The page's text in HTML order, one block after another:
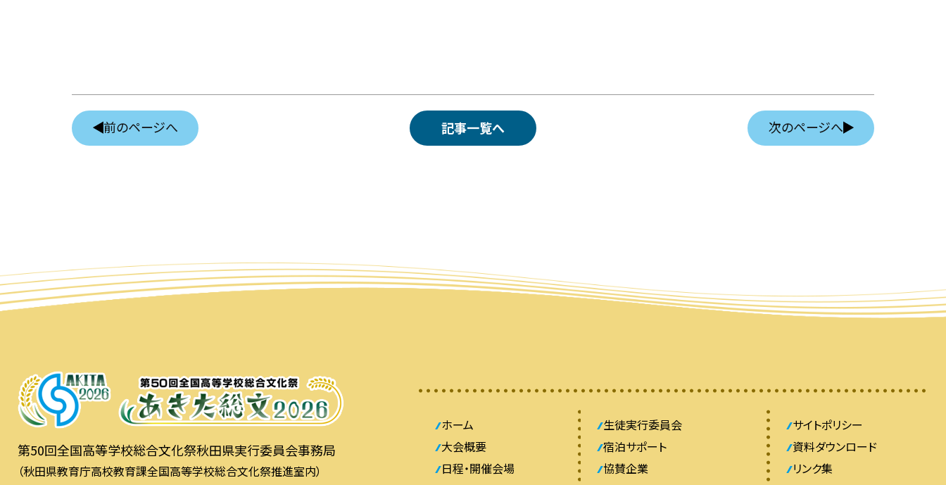
前のページへ 記事一覧へ 次のページへ
第50回全国高等学校総合文化祭秋田県実行委員会事務局
（秋田県教育庁高校教育課全国高等学校総合文化祭推進室内）
ホーム
大会概要
日程・開催会場
生徒実行委員会
宿泊サポート
協賛企業
サイトポリシー
資料ダウンロード
リンク集